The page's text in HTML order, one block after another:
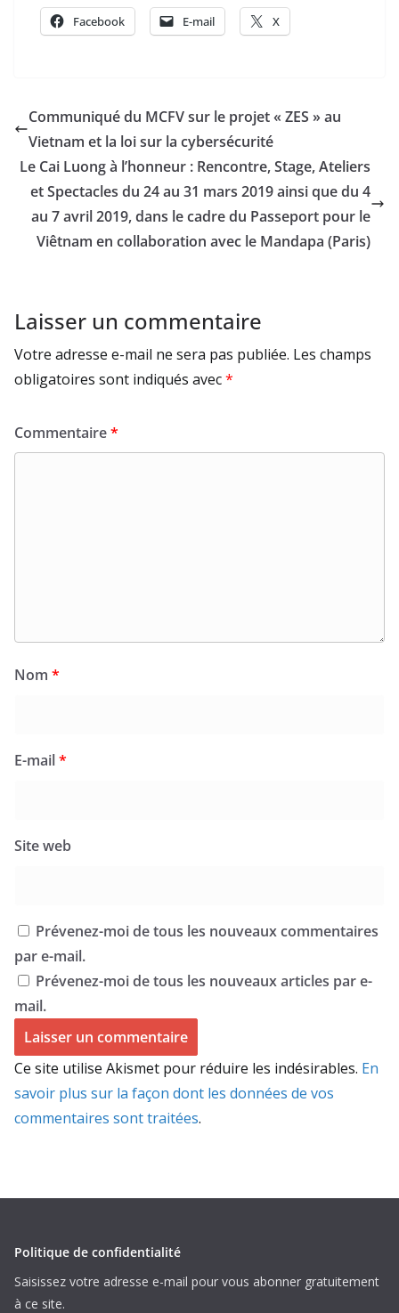
Facebook E-mail X
Communiqué du MCFV sur le projet « ZES » au
Vietnam et la loi sur la cybersécurité
Le Cai Luong à l’honneur : Rencontre, Stage, Ateliers
et Spectacles du 24 au 31 mars 2019 ainsi que du 4
au 7 avril 2019, dans le cadre du Passeport pour le
Viêtnam en collaboration avec le Mandapa (Paris)
Laisser un commentaire
Votre adresse e-mail ne sera pas publiée. Les champs
obligatoires sont indiqués avec*
Commentaire*
Nom *
E-mail*
Site web
Prévenez-moi de tous les nouveaux commentaires
par e-mail.
Prévenez-moi de tous les nouveaux articles par e-
mail.
Ce site utilise Akismet pour réduire les indésirables. En
savoir plus sur la façon dont les données de vos
commentaires sont traitées.
Politique de confidentialité
Saisissez votre adresse e-mail pour vous abonner gratuitement
à ce site.